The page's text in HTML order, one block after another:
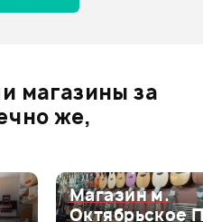
магазины за
же,
Магазин м.
Октябрьское